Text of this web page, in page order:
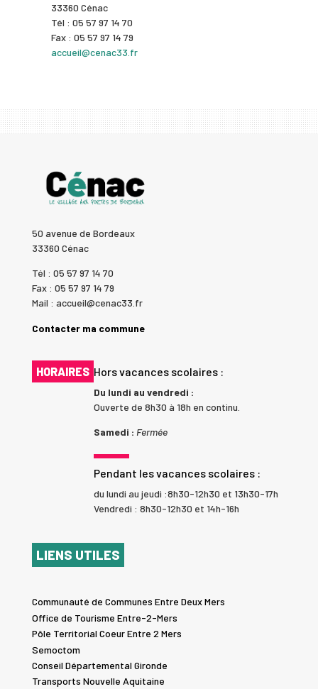
33360 Cénac
Tél : 05 57 97 14 70
Fax : 05 57 97 14 79
accueil@cenac33.fr
50 avenue de Bordeaux
33360 Cénac
Tél : 05 57 97 14 70
Fax : 05 57 97 14 79
Mail : accueil@cenac33.fr
Contacter ma commune
HORAIRES Hors vacances scolaires :
Du lundi au vendredi :
Ouverte de 8h30 à 18h en continu.
Samedi : Fermée
Pendant les vacances scolaires :
du lundi au jeudi :8h30-12h30 et 13h30-17h
Vendredi : 8h30-12h30 et 14h-16h
LIENS UTILES
Communauté de Communes Entre Deux Mers
Office de Tourisme Entre-2-Mers
Pôle Territorial Coeur Entre 2 Mers
Semoctom
Conseil Départemental Gironde
Transports Nouvelle Aquitaine